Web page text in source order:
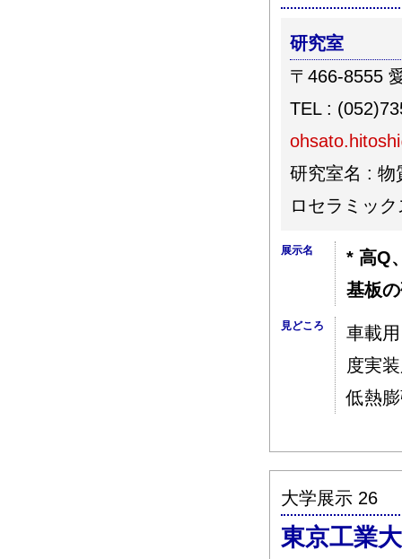
研究室
〒466-8555
TEL :
研究室名 : 物
ロセラミック
展示名
* 高Q
基板
見どころ
車載
度実
低熱
大学展示 26
東京工業